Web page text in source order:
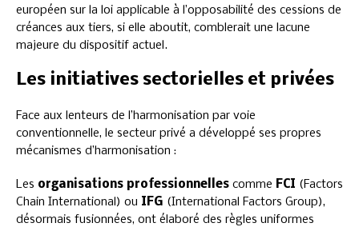
européen sur la loi applicable à l’opposabilité des cessions de
créances aux tiers, si elle aboutit, comblerait une lacune
majeure du dispositif actuel.
Les initiatives sectorielles et privées
Face aux lenteurs de l’harmonisation par voie
conventionnelle, le secteur privé a développé ses propres
mécanismes d’harmonisation :
Les organisations professionnelles comme FCI (Factors
Chain International) ou IFG (International Factors Group),
désormais fusionnées, ont élaboré des règles uniformes